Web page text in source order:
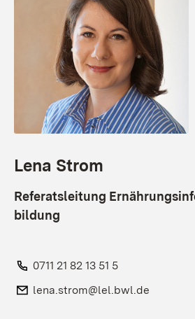
Lena Strom
Referatsleitung
bildung
Telefon:
0711 21 82 13 51 5
E-Mail:
lena.strom@lel.bwl.de